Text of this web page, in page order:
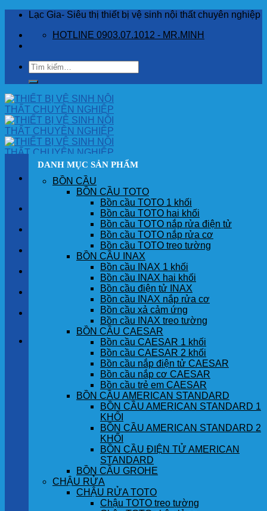
Skip
content
Lạc Gia- Siêu thị thiết bị vệ sinh nội thất chuyên nghiệp
HOTLINE 0903.07.1012 - MR.MINH
Tìm
kiếm:
SẢN PHẨM
GÓC KHÁCH HÀNG
Chưa có sản phẩm trong giỏ hàng.
DANH MỤC SẢN PHẨM
BỒN CẦU
BỒN CẦU TOTO
Bồn cầu TOTO 1 khối
Bồn cầu TOTO hai khối
Bồn cầu TOTO nắp rửa điện tử
Bồn cầu TOTO nắp rửa cơ
Bồn cầu TOTO treo tường
BỒN CẦU INAX
Bồn cầu INAX 1 khối
Bồn cầu INAX hai khối
Bồn cầu điện tử INAX
Bồn cầu INAX nắp rửa cơ
Bồn cầu xả cảm ứng
Bồn cầu INAX treo tường
BỒN CẦU CAESAR
Bồn cầu CAESAR 1 khối
Bồn cầu CAESAR 2 khối
Bồn cầu nắp điện tử CAESAR
Bồn cầu nắp cơ CAESAR
Bồn cầu trẻ em CAESAR
BỒN CẦU AMERICAN STANDARD
BỒN CẦU AMERICAN STANDARD 1
KHỐI
BỒN CẦU AMERICAN STANDARD 2
KHỐI
BỒN CẦU ĐIỆN TỬ AMERICAN
STANDARD
BỒN CẦU GROHE
CHẬU RỬA
CHẬU RỬA TOTO
Chậu TOTO treo tường